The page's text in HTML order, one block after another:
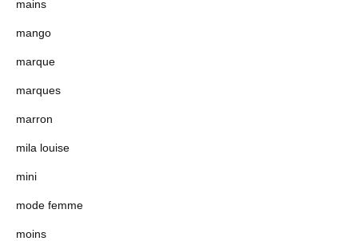
mains
mango
marque
marques
marron
mila louise
mini
mode femme
moins